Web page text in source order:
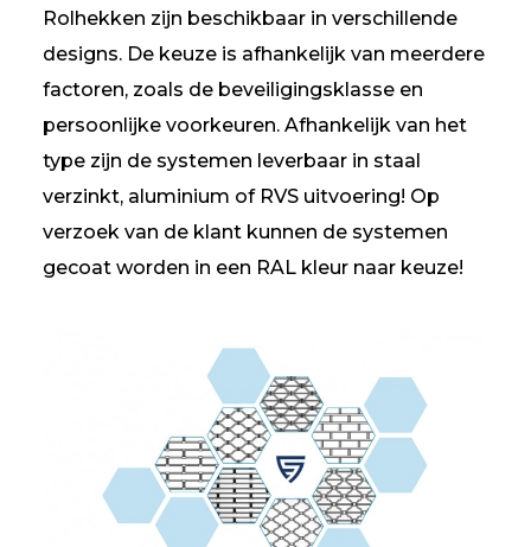
Rolhekken zijn beschikbaar in verschillende
designs. De keuze is afhankelijk van meerdere
factoren, zoals de beveiligingsklasse en
persoonlijke voorkeuren. Afhankelijk van het
type zijn de systemen leverbaar in staal
verzinkt, aluminium of RVS uitvoering! Op
verzoek van de klant kunnen de systemen
gecoat worden in een RAL kleur naar keuze!